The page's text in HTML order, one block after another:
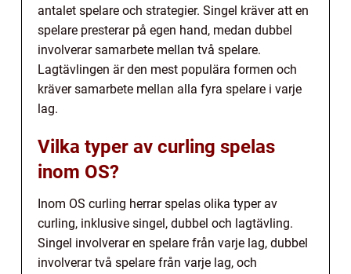
antalet spelare och strategier. Singel kräver att en
spelare presterar på egen hand, medan dubbel
involverar samarbete mellan två spelare.
Lagtävlingen är den mest populära formen och
kräver samarbete mellan alla fyra spelare i varje
lag.
Vilka typer av curling spelas
inom OS?
Inom OS curling herrar spelas olika typer av
curling, inklusive singel, dubbel och lagtävling.
Singel involverar en spelare från varje lag, dubbel
involverar två spelare från varje lag, och